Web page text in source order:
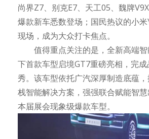
尚界Z7、别克E7、天工05、魏牌
爆款新车悉数登场；国民热议的小
现场，成为大众打卡焦点。
值得重点关注的是，全新高端
下首款车型启境GT7重磅亮相，完
秀。该车型依托广汽深厚制造底蕴
栈智能解决方案，强强联合赋能智
本届展会现象级爆款车型。